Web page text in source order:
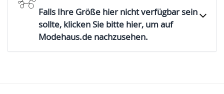
Falls Ihre Größe hier nicht verfügbar sein
sollte, klicken Sie bitte hier, um auf
Modehaus.de nachzusehen.